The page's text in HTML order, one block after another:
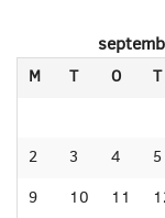
M T O T
2
3 4 5
9
10 11